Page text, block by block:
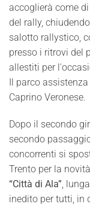
accoglierà come
del rally,
salotto rallystico,
presso i ritrovi del
allestiti per
Il parco
Caprino Veronese.
Dopo il secondo
secondo
concorrenti si
Trento per la
“Città di Ala” ,
inedito per tutti, in